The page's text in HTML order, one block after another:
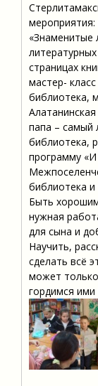
«Знаменитые
страницах
мастер-
библиотека,
папа –
библиотека,
программу
библиотека и
Быть
нужная
для сына и
Научить,
сделать всё
может
гордимся